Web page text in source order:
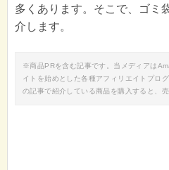
多くあります。そこで、ゴミ
介します。
※商品PRを含む記事です。当メディアは
イトを始めとした各種アフィリエイトプロ
の記事で紹介している商品を購入すると、